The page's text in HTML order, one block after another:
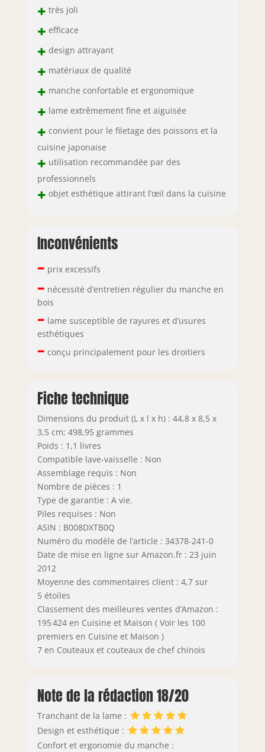
+ très joli
+ efficace
+ design attrayant
+ matériaux de qualité
+ manche confortable et ergonomique
+ lame extrêmement fine et aiguisée
+ convient pour le filetage des poissons et la
cuisine japonaise
+ utilisation recommandée par des
professionnels
+ objet esthétique attirant l’œil dans la cuisine
Inconvénients
– prix excessifs
– nécessité d’entretien régulier du manche en
bois
– lame susceptible de rayures et d’usures
esthétiques
– conçu principalement pour les droitiers
Fiche technique
Dimensions du produit (L x l x h) : 44,8 x 8,5 x
3,5 cm; 498,95 grammes
Poids : 1,1 livres
Compatible lave-vaisselle : Non
Assemblage requis : Non
Nombre de pièces : 1
Type de garantie : A vie.
Piles requises : Non
ASIN : B008DXTB0Q
Numéro du modèle de l’article : 34378-241-0
Date de mise en ligne sur Amazon.fr : 23 juin
2012
Moyenne des commentaires client : 4,7 sur
5 étoiles
Classement des meilleures ventes d’Amazon :
195 424 en Cuisine et Maison ( Voir les 100
premiers en Cuisine et Maison )
7 en Couteaux et couteaux de chef chinois
Note de la rédaction 18/20
Tranchant de la lame :
Design et esthétique :
Confort et ergonomie du manche :